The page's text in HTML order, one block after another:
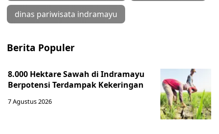
dinas pariwisata indramayu
Berita Populer
8.000 Hektare Sawah di Indramayu
Berpotensi Terdampak Kekeringan
7 Agustus 2026